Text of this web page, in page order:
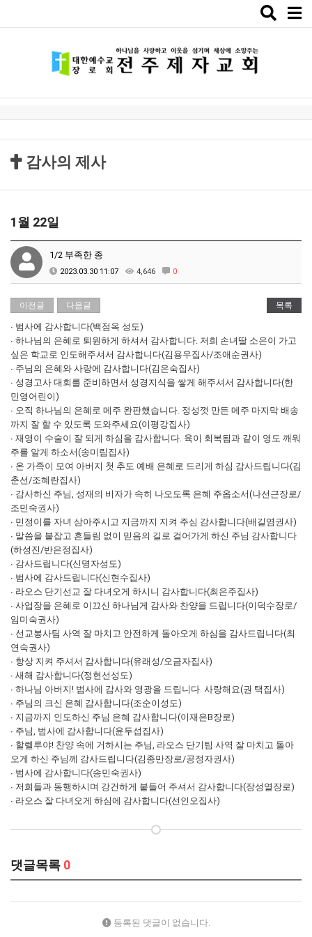
Toggle
감사의 제사
1월 22일
1/2 부족한 종
2023.03.30 11:07 4,646 0
이전글 다음글 목록
∙ 범사에 감사합니다(백점옥 성도)
∙ 하나님의 은혜로 퇴원하게 하셔서 감사합니다. 저희 손녀딸 소은이 가고
싶은 학교로 인도해주셔서 감사합니다(김용우집사/조애순권사)
∙ 주님의 은혜와 사랑에 감사합니다(김은숙집사)
∙ 성경고사 대회를 준비하면서 성경지식을 쌓게 해주셔서 감사합니다(한
민영어린이)
∙ 오직 하나님의 은혜로 메주 완판했습니다. 정성껏 만든 메주 마지막 배송
까지 잘 할 수 있도록 도와주세요(이평강집사)
∙ 재영이 수술이 잘 되게 하심을 감사합니다. 육이 회복됨과 같이 영도 깨워
주를 알게 하소서(송미림집사)
∙ 온 가족이 모여 아버지 첫 추도 예배 은혜로 드리게 하심 감사드립니다(김
춘선/조혜란집사)
∙ 감사하신 주님, 성재의 비자가 속히 나오도록 은혜 주옵소서(나선근장로/
조민숙권사)
∙ 민정이를 자녀 삼아주시고 지금까지 지켜 주심 감사합니다(배길염권사)
∙ 말씀을 붙잡고 흔들림 없이 믿음의 길로 걸어가게 하신 주님 감사합니다
(하성진/반은정집사)
∙ 감사드립니다(신명자성도)
∙ 범사에 감사드립니다(신현수집사)
∙ 라오스 단기선교 잘 다녀오게 하시니 감사합니다(최은주집사)
∙ 사업장을 은혜로 이끄신 하나님게 감사와 찬양을 드립니다(이덕수장로/
임미숙권사)
∙ 선교봉사팀 사역 잘 마치고 안전하게 돌아오게 하심을 감사드립니다(최
연숙권사)
∙ 항상 지켜 주셔서 감사합니다(유래성/오금자집사)
∙ 새해 감사합니다(정현선성도)
∙ 하나님 아버지! 범사에 감사와 영광을 드립니다. 사랑해요(권 택집사)
∙ 주님의 크신 은혜 감사합니다(조순이성도)
∙ 지금까지 인도하신 주님 은혜 감사합니다(이재은B장로)
∙ 주님, 범사에 감사합니다(윤두섭집사)
∙ 할렐루야! 찬양 속에 거하시는 주님, 라오스 단기팀 사역 잘 마치고 돌아
오게 하신 주님께 감사드립니다(김종만장로/공정자권사)
∙ 범사에 감사합니다(송민숙권사)
∙ 저희들과 동행하시며 강건하게 붙들어 주셔서 감사합니다(장성열장로)
∙ 라오스 잘 다녀오게 하심에 감사합니다(선인오집사)
댓글목록 0
등록된 댓글이 없습니다.